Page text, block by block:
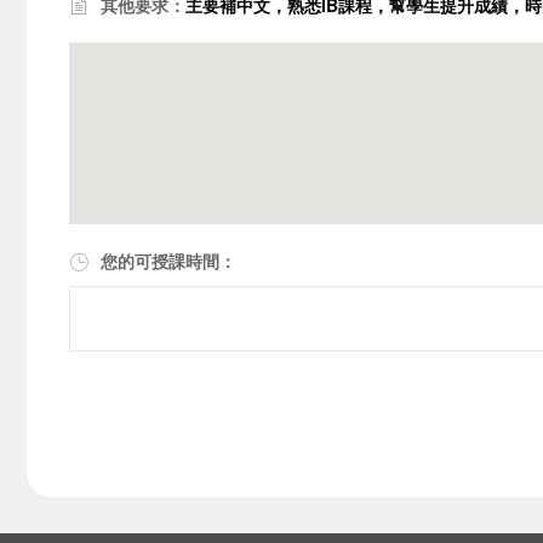
其他要求： 主要補中文，熟悉IB課程，幫學生提升成績，
您的可授課時間：